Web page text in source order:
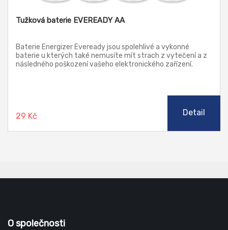
Tužková baterie EVEREADY AA
Baterie Energizer Eveready jsou spolehlivé a vykonné
baterie u kterých také nemusíte mít strach z vytečení a z
následného poškození vašeho elektronického zařízení.
29 Kč Detail
O společnosti